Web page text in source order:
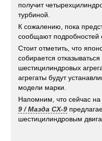
получит
турбиной.
К сожалению, пока
сообщают подробностей
Стоит отметить, что
собирается
шестицилиндровых
агрегаты будут
модели марки.
Напомним, что сейчас
9 / Мазда CX-9
шестицилиндровым